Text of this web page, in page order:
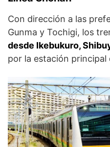
Con dirección a las
Gunma y Tochigi, los
desde Ikebukuro,
por la estación principal